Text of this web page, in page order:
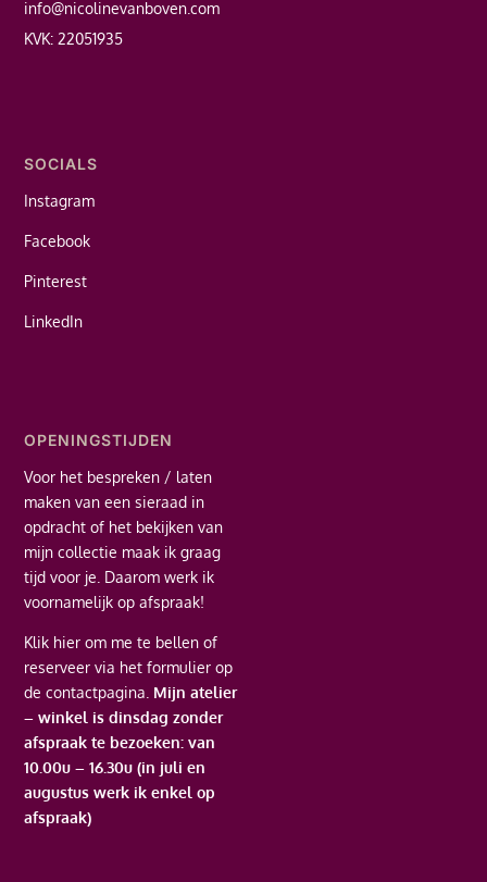
info@nicolinevanboven.com
KVK: 22051935
SOCIALS
Instagram
Facebook
Pinterest
LinkedIn
OPENINGSTIJDEN
Voor het bespreken / laten
maken van een sieraad in
opdracht of het bekijken van
mijn collectie maak ik graag
tijd voor je. Daarom werk ik
voornamelijk op afspraak!
Klik hier om me te bellen of
reserveer via het formulier op
de contactpagina. Mijn atelier
– winkel is dinsdag zonder
afspraak te bezoeken: van
10.00u – 16.30u (in juli en
augustus werk ik enkel op
afspraak)